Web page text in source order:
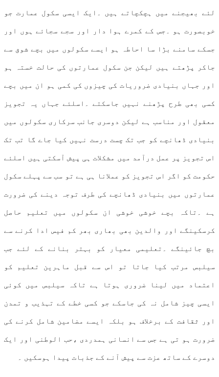
لئے بھیجنے میں ہچکچاتے ہیں ۔ایک ایسی سکول عمارت جو
خوبصورت ہو ۔جس کے کمرے ہوا دار اور سجے سجائے ہوں اور
جسکے سامنے بڑا سا احاطہ ہو ایسے سکولوں میں بچے شوق سے
جاکر پڑھتے ہیں لیکن جن سکول عمارتوں کی حالت خستہ ہو
اور جہاں بنیادی ضروریات کی چیزوں کی کمی ہو ان میں بچے
کسی بھی طرح پڑھنے نہیں جاسکتے ۔اسلئے جہاں یہ تجویز
معقول اور مناسب ہے لیکن دوسری جانب سرکاری سکولوں میں
بنیادی ڈھانچے کو جب تک چست درست نہیں کیا جاے گا تب تک
اس تجویز پر عمل درآمد میں مشکلات ہی پیش آسکتی ہیں اسلئے
حکومت کو اگر اس تجویز کو عملانا ہی ہے تو سب سے پہلے سکول
عمارتوں میں بنیادی ڈھانچے کی طرف توجہ دینے کی ضرورت
ہے ۔تاکہ بچے خوشی خوشی ان سکولوں میں تعلیم حاصل
کرسکینگے اور والدین بھی بھاری بھر کم فیس ادا کرنے سے
بچ جائینگے ۔تعلیمی معیار کو بہتر بنانے کے لئے جب
سیلبس مرتب کیا جاتا تو اس سے قبل ماہرین تعلیم کو
اعتماد میں لینا ضروری ہوتا ہے تاکہ سیلبس میں کوئی
ایسی چیز شامل نہ کی جاسکے جو کسی خطے کے تہذیب و تمدن
اور ثقافت کے برخلاف ہو بلکہ ایسے مضامین شامل کرنے کی
ضرورت ہو تی ہے جس سے انسانی ہمدردی ،حب الوطنی اور ایک
دوسرے کے ساتھ عزت سے پیش آنے کے جذبات پیدا ہوسکیں ۔